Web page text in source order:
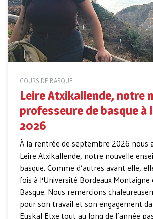
COURS DE BASQUE
Leire Atxikallende, notre
professeure de basque à
2026
À la rentrée de septembre 2026 nous
Leire Atxikallende, notre nouvelle
basque. Comme d’autres avant elle,
fois à l'Université Bordeaux Montaigne
Basque. Nous remercions
pour son travail et son engagement
Euskal Etxe tout au long de l’année